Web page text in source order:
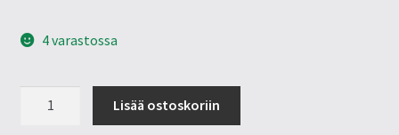
4 varastossa
Lisää ostoskoriin